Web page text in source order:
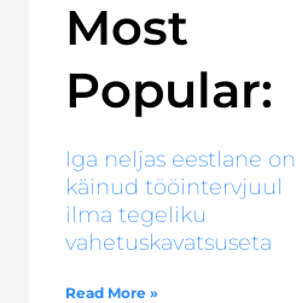
Most
Popular:
Iga neljas eestlane on
käinud tööintervjuul
ilma tegeliku
vahetuskavatsuseta
Read More »